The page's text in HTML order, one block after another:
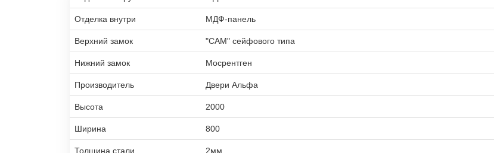
Отделка внутри МДФ-панель
Верхний замок "САМ" сейфового типа
Нижний замок Мосрентген
Производитель Двери Альфа
Высота 2000
Ширина 800
Толщина стали 2мм.